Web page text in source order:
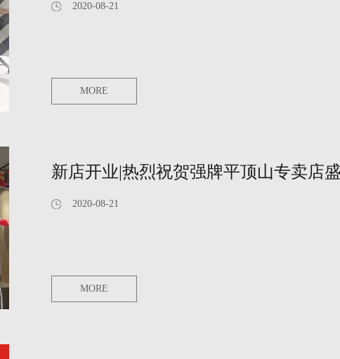
2020-08-21
MORE
新店开业|热烈祝贺强牌平顶山专卖店
2020-08-21
MORE